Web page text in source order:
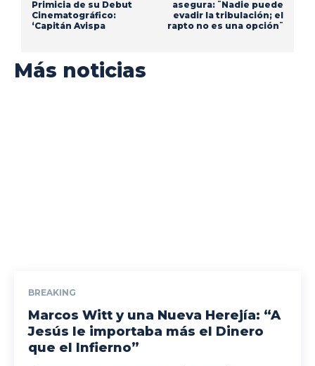
Primicia de su Debut
Cinematográfico:
‘Capitán Avispa
asegura: ¨Nadie puede
evadir la tribulación; el
rapto no es una opción¨
Más noticias
BREAKING
Marcos Witt y una Nueva Herejía: “A
Jesús le importaba más el Dinero
que el Infierno”